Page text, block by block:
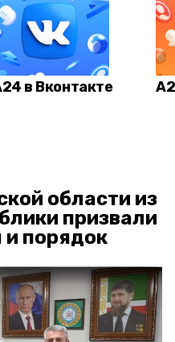
в Вконтакте
области из
призвали
и порядок